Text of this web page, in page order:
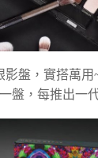
盤，實搭萬用
盤，每推出一